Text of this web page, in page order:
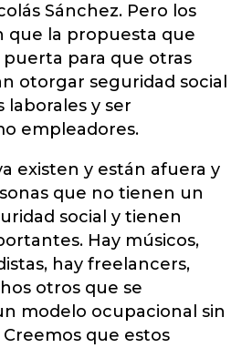
Sánchez. Pero los
que la propuesta que
para que otras
otorgar seguridad social
laborales y ser
empleadores.
existen y están afuera y
que no tienen un
social y tienen
Hay músicos,
hay freelancers,
otros que se
modelo ocupacional sin
que estos